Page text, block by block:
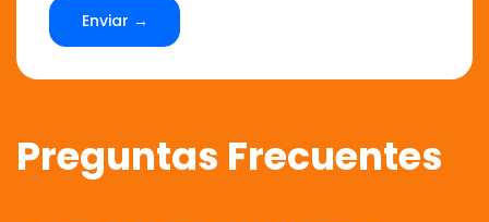
Enviar →
Preguntas Frecuentes